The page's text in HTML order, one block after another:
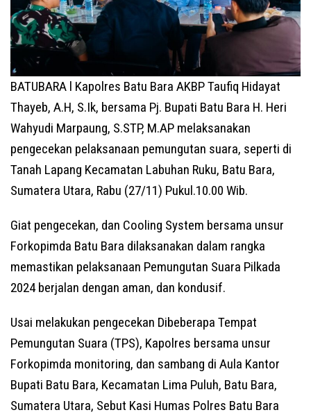
BATUBARA l Kapolres Batu Bara AKBP Taufiq Hidayat
Thayeb, A.H, S.Ik, bersama Pj. Bupati Batu Bara H. Heri
Wahyudi Marpaung, S.STP, M.AP melaksanakan
pengecekan pelaksanaan pemungutan suara, seperti di
Tanah Lapang Kecamatan Labuhan Ruku, Batu Bara,
Sumatera Utara, Rabu (27/11) Pukul.10.00 Wib.
Giat pengecekan, dan Cooling System bersama unsur
Forkopimda Batu Bara dilaksanakan dalam rangka
memastikan pelaksanaan Pemungutan Suara Pilkada
2024 berjalan dengan aman, dan kondusif.
Usai melakukan pengecekan Dibeberapa Tempat
Pemungutan Suara (TPS), Kapolres bersama unsur
Forkopimda monitoring, dan sambang di Aula Kantor
Bupati Batu Bara, Kecamatan Lima Puluh, Batu Bara,
Sumatera Utara, Sebut Kasi Humas Polres Batu Bara